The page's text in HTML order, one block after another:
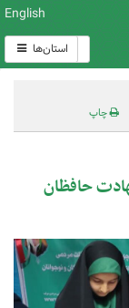
English
استان‌ها
چاپ
حافظان